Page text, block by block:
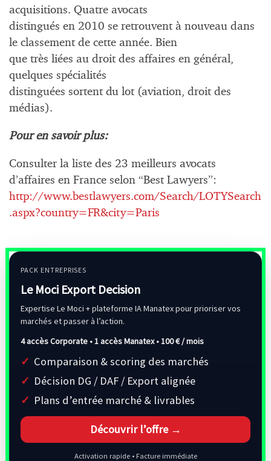
acquisitions. Quatre avocats
distingués en 2010 se retrouvent à nouveau dans
le classement de cette année. Bien
que très liées au droit des affaires en général,
quelques spécialités
distinguées sortent du lot (aviation, droit des
médias).
Pour en savoir plus:
Consulter la liste des 23 meilleurs avocats
d’affaires en France selon “Best Lawyers”:
http://www.bestlawyers.com/Search/LOTYSearch
.aspx?country=FR&city=Paris
PACK ENTREPRISES
Le Moci Export Decision
Expertise Le Moci + plateforme IA Manatex pour prioriser vos
marchés et passer à l’action.
4 accès Corporate • 1 accès Manatex •100 € / mois
Comparaison & scoring des marchés
Décision DG / DAF / Export alignée
Plans d’entrée marché & livrables
Découvrir l’offre →
Activation rapide • Facture immédiate